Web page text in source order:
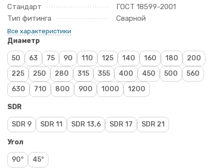
Стандарт
ГОСТ 18599-2001
Тип фитинга
Сварной
Все характеристики
Диаметр
50 63 75 90 110 125 140 160 180
200
225
250 280 315 355 400 450 500
560
630
710 800 900 1000 1200
SDR
SDR 9 SDR 11 SDR 13,6 SDR 17 SDR 21
Угол
90° 45°